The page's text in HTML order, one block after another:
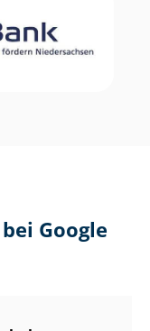
Google